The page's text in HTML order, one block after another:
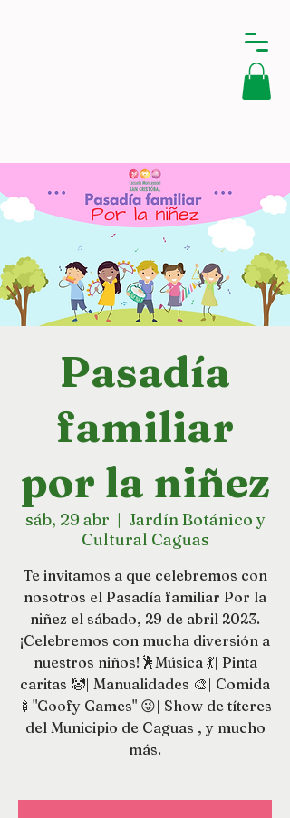
Pasadía
familiar
por la niñez
sáb, 29 abr
  |
Jardín Botánico y
Cultural Caguas
Te invitamos a que celebremos con
nosotros el Pasadía familiar Por la
niñez el sábado, 29 de abril 2023.
¡Celebremos con mu cha diversión a
nuestros niños!🕺Música 💃| Pinta
caritas 🤡| Manualidades 🎨| Comida
🍢"Goofy Games" 😜| Show de títeres
del Municipio de Caguas , y mucho
más.